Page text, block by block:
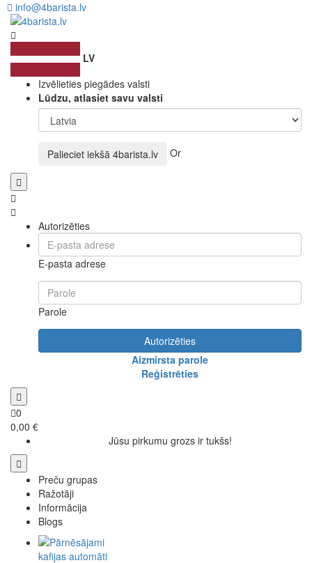
info@4barista.lv
LV
Izvēlieties piegādes valsti
Lūdzu, atlasiet savu valsti
Palieciet iekšā 4barista.lv Or
Autorizēties
E-pasta adrese
Parole
Autorizēties
Aizmirsta parole
Reģistrēties
0
0,00 €
Jūsu pirkumu grozs ir tukšs!
Preču grupas
Ražotāji
Informācija
Blogs